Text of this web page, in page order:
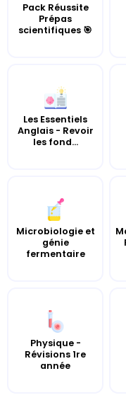
Pack Réussite
Prépas
scientifiques 🎯
Les Essentiels
Anglais - Revoir
les fond...
Microbiologie et
génie
fermentaire
Physique -
Révisions 1re
année